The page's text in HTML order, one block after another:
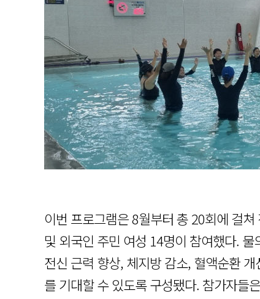
이번 프로그램은 8월부터 총 20회에 걸
및 외국인 주민 여성 14명이 참여했다.
전신 근력 향상, 체지방 감소, 혈액순환
를 기대할 수 있도록 구성됐다. 참가자들